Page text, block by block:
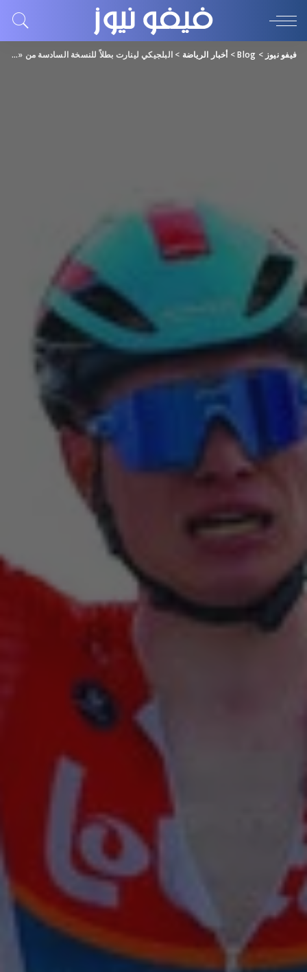
فيفو نيوز >
Blog
> أخبار الرياضة > البلجيكي لينارت بطلاً للنسخة السادسة من «طواف الإمارات»